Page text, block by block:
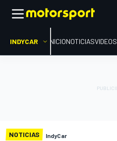
INDYCAR INICIONOTICIASVIDEOS
NOTICIAS IndyCar